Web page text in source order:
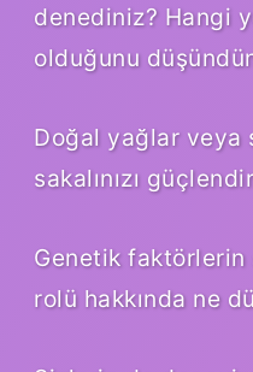
denediniz? Hangi
olduğunu
Doğal yağlar veya
sakalınızı
Genetik faktörlerin
rolü hakkında ne